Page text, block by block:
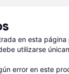
en esta
utilizarse
error en este